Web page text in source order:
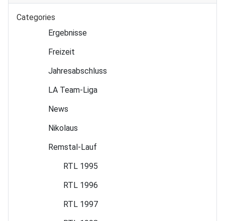
Categories
Ergebnisse
Freizeit
Jahres­abschluss
LA Team-Liga
News
Nikolaus
Remstal-Lauf
RTL 1995
RTL 1996
RTL 1997